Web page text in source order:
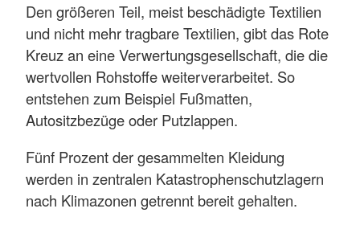
Den größeren Teil, meist beschädigte Textilien
und nicht mehr tragbare Textilien, gibt das Rote
Kreuz an eine Verwertungsgesellschaft, die die
wertvollen Rohstoffe weiterverarbeitet. So
entstehen zum Beispiel Fußmatten,
Autositzbezüge oder Putzlappen.
Fünf Prozent der gesammelten Kleidung
werden in zentralen Katastrophenschutzlagern
nach Klimazonen getrennt bereit gehalten.